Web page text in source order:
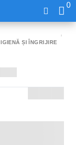
0
IGIENĂ ȘI ÎNGRIJIRE